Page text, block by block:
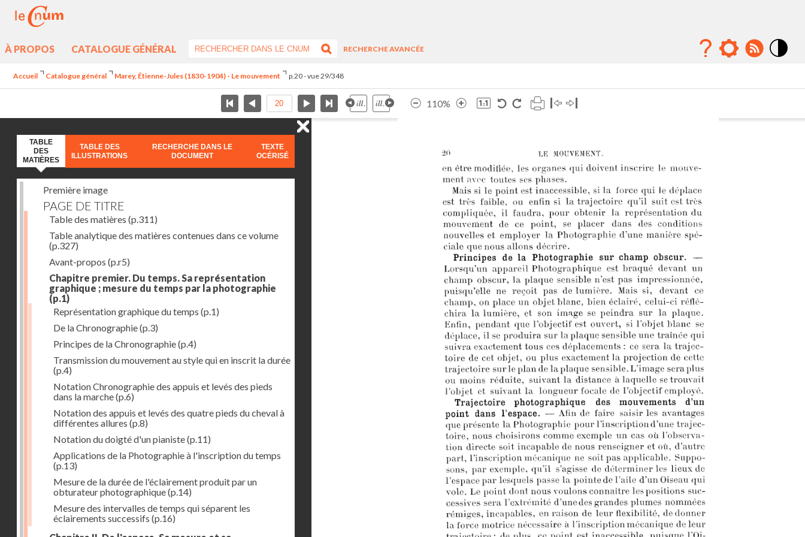
À PROPOS CATALOGUE GÉNÉRAL
RECHERCHE AVANCÉE
Accueil Catalogue général Marey, Étienne-Jules (1830-1904) - Le mouvement p.20 - vue 29/348
110%
TABLE
DES
MATIÈRES
TABLE DES
ILLUSTRATIONS
RECHERCHE DANS LE
DOCUMENT
TEXTE
OCÉRISÉ
Première image
PAGE DE TITRE
Table des matières (p.311)
Table analytique des matières contenues dans ce volume
(p.327)
Avant-propos (p.r5)
Chapitre premier. Du temps. Sa représentation
graphique ; mesure du temps par la photographie
(p.1)
Représentation graphique du temps (p.1)
De la Chronographie(p.3)
Principes de la Chronographie(p.4)
Transmission du mouvement au style qui en inscrit la durée
(p.4)
Notation Chronographie des appuis et levés des pieds
dans la marche(p.6)
Notation des appuis et levés des quatre pieds du cheval à
différentes allures (p.8)
Notation du doigté d'un pianiste(p.11)
Applications de la Photographie à l'inscription du temps
(p.13)
Mesure de la durée de l'éclairement produit par un
obturateur photographique(p.14)
Mesure des intervalles de temps qui séparent les
éclairements successifs (p.16)